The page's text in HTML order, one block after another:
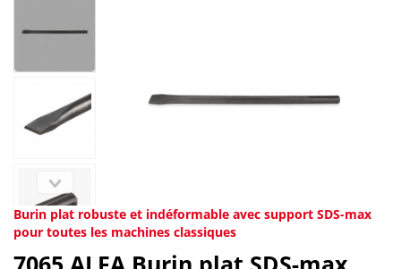
Burin plat robuste et indéformable avec support SDS-max
pour toutes les machines classiques